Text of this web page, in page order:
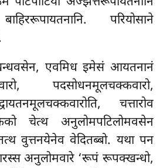
परियोसाने
एवमिध इमेसं आयतनानं
पदसोधनमूलचक्कवारो,
चत्तारोव
चेत्थ अनुलोमपटिलोमवसेन
वुत्तनयेनेव वेदितब्बो. यथा पन
अनुलोमवारे ‘रूपं रूपक्खन्धो,